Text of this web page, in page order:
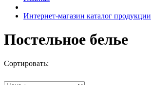
—
Интернет-магазин каталог продукции
Постельное белье
Сортировать: